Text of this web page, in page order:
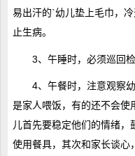
易出汗的`幼儿垫上毛巾，
止生病。
3、午睡时，必须巡回
4、午餐时，注意观察
是家人喂饭，有的还不会使
儿首先要稳定他们的情绪
使用餐具，其次和家长谈心